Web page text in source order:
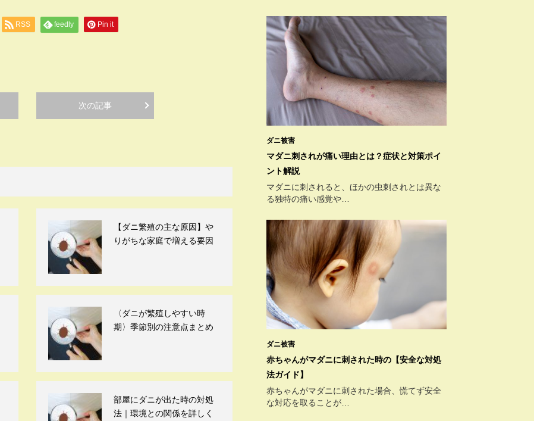
RSS feedly Pin it
次の記事
【ダニ繁殖の主な原因】や
りがちな家庭で増える要因
〈ダニが繁殖しやすい時
期〉季節別の注意点まとめ
部屋にダニが出た時の対処
法｜環境との関係を詳しく
ダニ被害
マダニ刺されが痛い理由とは？症状と対策ポイ
ント解説
マダニに刺されると、ほかの虫刺されとは異な
る独特の痛い感覚や…
ダニ被害
赤ちゃんがマダニに刺された時の【安全な対処
法ガイド】
赤ちゃんがマダニに刺された場合、慌てず安全
な対応を取ることが…